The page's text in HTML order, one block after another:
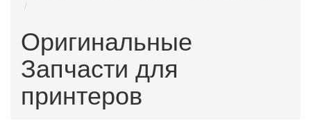
Оригинальные
Запчасти для
принтеров